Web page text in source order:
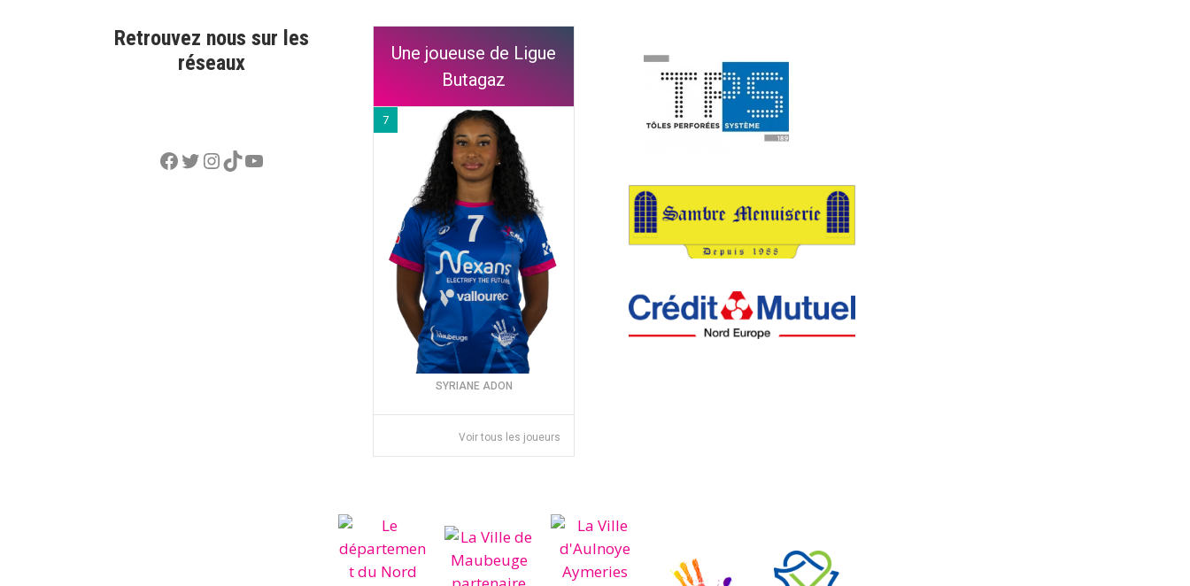
Retrouvez nous sur les
réseaux
Facebook
Twitter
Instagram
TikTok
YouTube
Une joueuse de Ligue
Butagaz
7
SYRIANE ADON
Voir tous les joueurs